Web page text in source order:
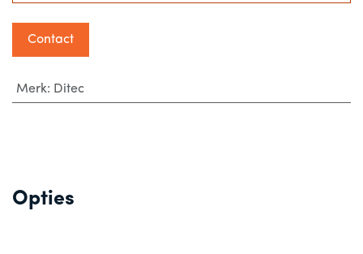
Contact
Merk: Ditec
Opties